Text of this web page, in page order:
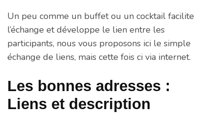
Un peu comme un buffet ou un cocktail facilite
l’échange et développe le lien entre les
participants, nous vous proposons ici le simple
échange de liens, mais cette fois ci via internet.
Les bonnes adresses :
Liens et description